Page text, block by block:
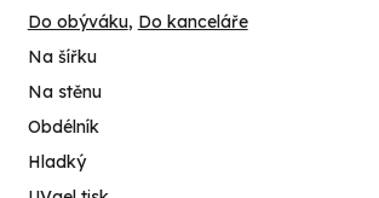
Do obýváku, Do kanceláře
Na šířku
Na stěnu
Obdélník
Hladký